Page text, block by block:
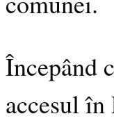
Începând
accesul